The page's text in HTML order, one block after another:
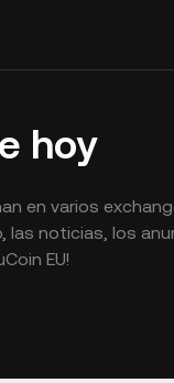
hoy
en varios
las noticias, los
EU!